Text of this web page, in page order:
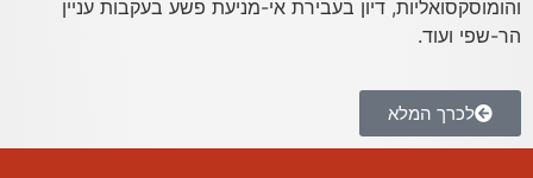
והומוסקסואליות, דיון בעבירת אי-מניעת פשע בעקבות עניין
הר-שפי ועוד.
לכרך המלא